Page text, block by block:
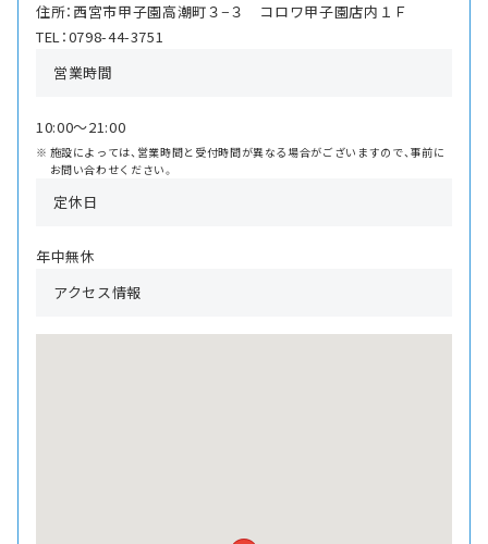
住所：西宮市甲子園高潮町３−３ コロワ甲子園店内１Ｆ
TEL：0798-44-3751
営業時間
10:00〜21:00
施設によっては、営業時間と受付時間が異なる場合がございますので、事前に
お問い合わせください。
定休日
年中無休
アクセス情報